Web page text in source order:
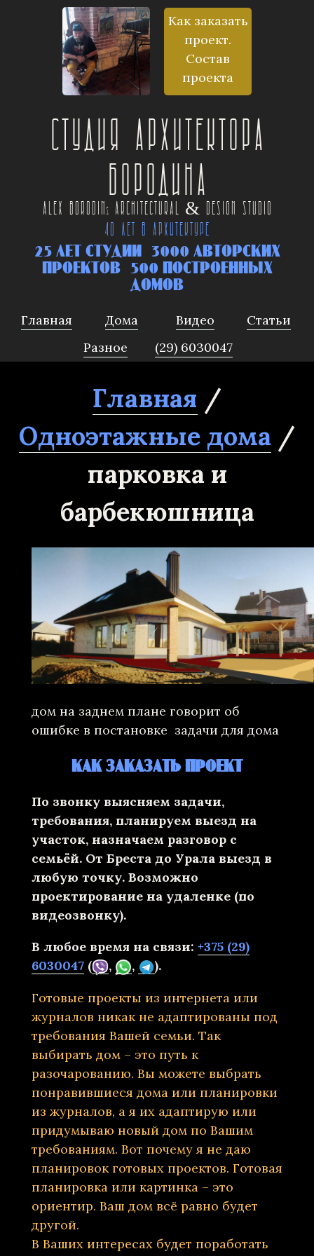
Как заказать
проект.
Состав
проекта
Студия архитектора
Бородина
Alex Borodins
Architectural & Design Studio
40 ЛЕТ В АРХИТЕКТУРЕ
25 ЛЕТ СТУДИИ 3000 АВТОРСКИХ
ПРОЕКТОВ 500 ПОСТРОЕННЫХ
ДОМОВ
Главная Дома Видео
Статьи
Разное
(29) 6030047
Главная /
Одноэтажные дома /
парковка и
барбекюшница
дом на заднем плане говорит об
ошибке в постановке задачи для дома
КАК ЗАКАЗАТЬ ПРОЕКТ
По звонку выясняем задачи,
требования, планируем выезд на
участок, назначаем разговор с
семьёй. От Бреста до Урала выезд в
любую точку. Возможно
проектирование на удаленке (по
видеозвонку).
В любое время на связи: +375 (29)
6030047( , ,
).
Готовые проекты из интернета или
журналов никак не адаптированы под
требования Вашей семьи. Так
выбирать дом – это путь к
разочарованию. Вы можете выбрать
понравившиеся дома или планировки
из журналов, а я их адаптирую или
придумываю новый дом по Вашим
требованиям. Вот почему я не даю
планировок готовых проектов. Готовая
планировка или картинка – это
ориентир. Ваш дом всё равно будет
другой.
В Ваших интересах будет поработать